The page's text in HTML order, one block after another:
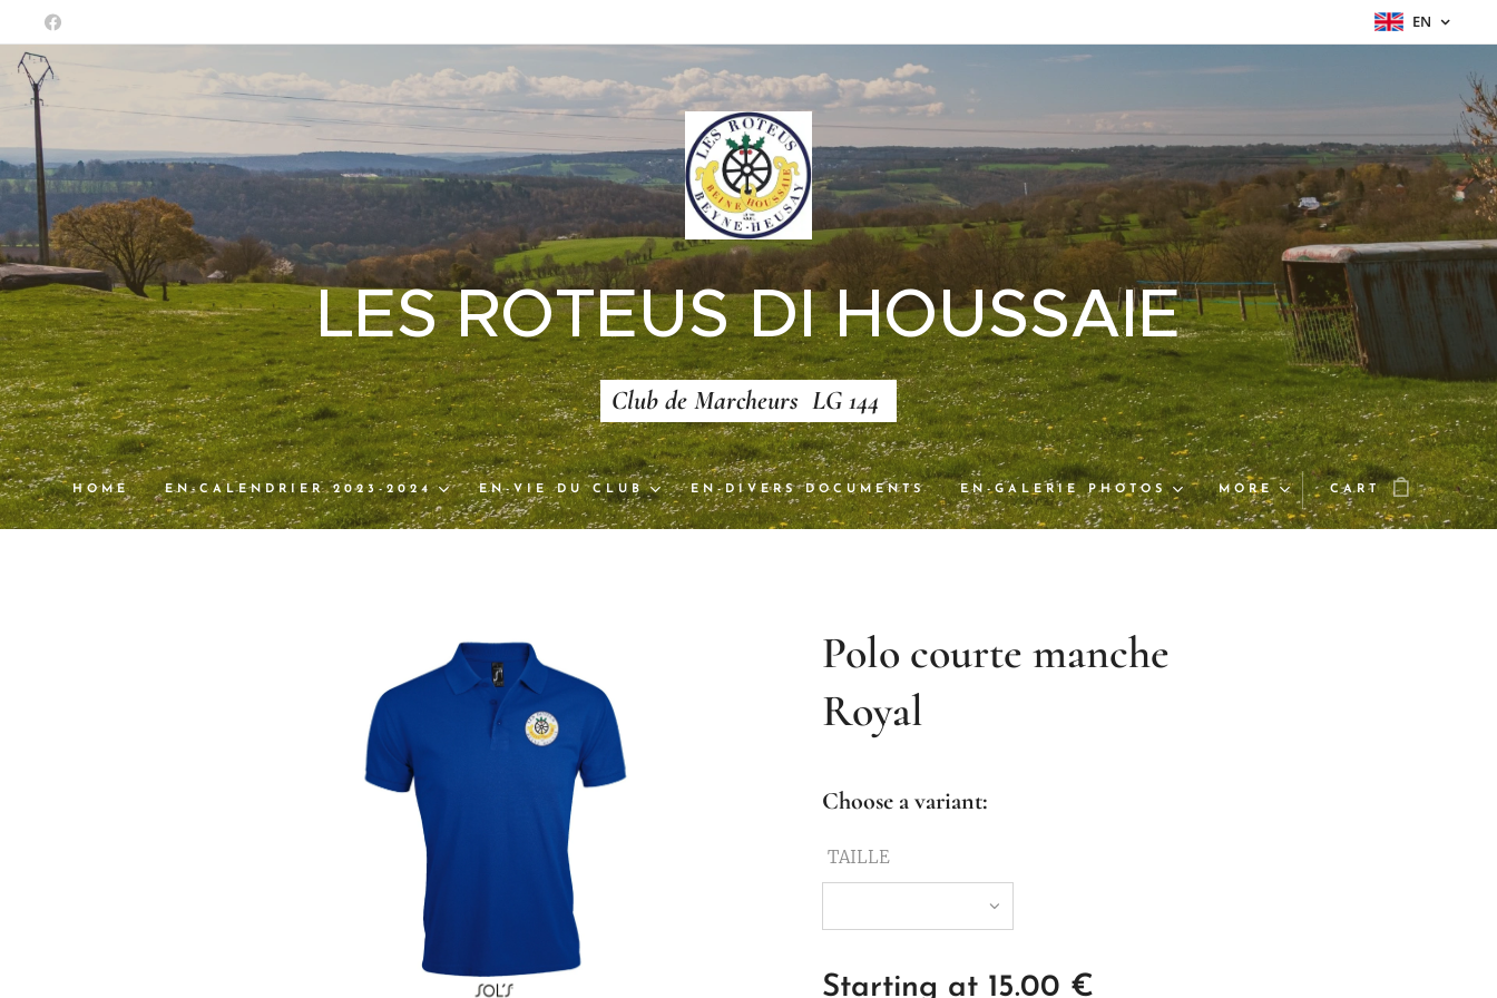
EN
LES ROTEUS DI HOUSSAIE
Club de Marcheurs LG 144
HOME EN-CALENDRIER 2023-2024 EN-VIE DU CLUB EN-DIVERS DOCUMENTS EN-GALERIE PHOTOS MORE CART
Polo courte manche
Royal
Choose a variant:
TAILLE
Starting at 15.00 €